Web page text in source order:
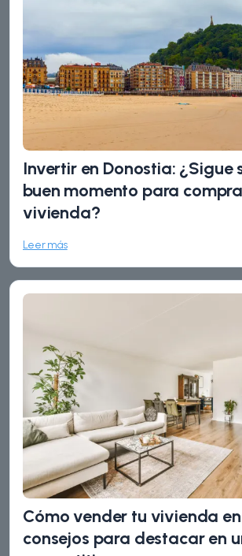
Invertir en Donostia: ¿Sigue
buen momento para
vivienda?
Leer más
Cómo vender tu vivienda
consejos para destacar en